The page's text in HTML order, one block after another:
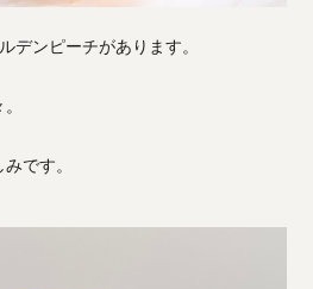
デンピーチがあります。
です。